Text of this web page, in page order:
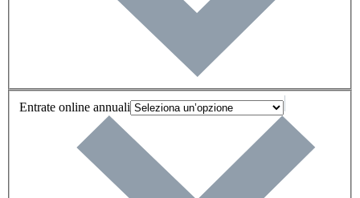
Entrate online annuali